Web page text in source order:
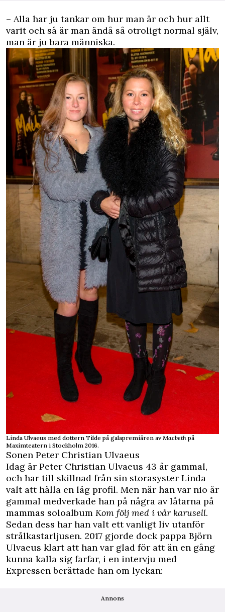
– Alla har ju tankar om hur man är och hur allt
varit och så är man ändå så otroligt normal själv,
man är ju bara människa.
Linda Ulvaeus med dottern Tilde på galapremiären av Macbeth på
Maximteatern i Stockholm 2016.
Sonen Peter Christian Ulvaeus
Idag är Peter Christian Ulvaeus 43 år gammal,
och har till skillnad från sin storasyster Linda
valt att hålla en låg profil. Men när han var nio år
gammal medverkade han på några av låtarna på
mammas soloalbum Kom följ med i vår karusell.
Sedan dess har han valt ett vanligt liv utanför
strålkastarljusen. 2017 gjorde dock pappa Björn
Ulvaeus klart att han var glad för att än en gång
kunna kalla sig farfar, i en intervju med
Expressen berättade han om lyckan:
Annons